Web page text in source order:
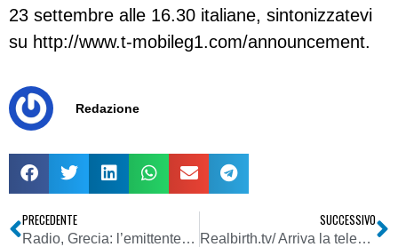
23 settembre alle 16.30 italiane, sintonizzatevi
su http://www.t-mobileg1.com/announcement.
Redazione
PRECEDENTE
Radio, Grecia: l’emittente brucia ma il dj continua la trasmissione
SUCCESSIVO
Realbirth.tv/ Arriva la televisione fai da te. Una coppia in attesa di un bambino lancia un reality sul web